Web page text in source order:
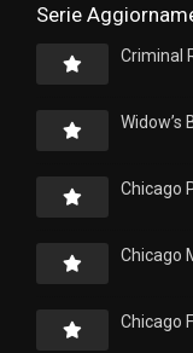
Serie
Criminal
Widow’s
Chicago
Chicago
Chicago